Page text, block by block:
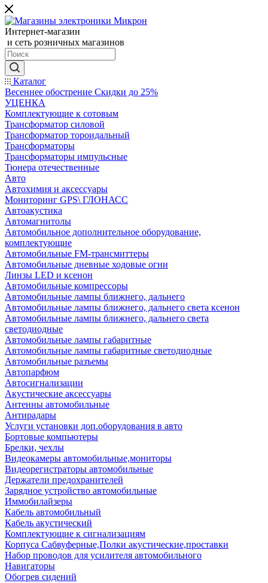
Интернет-магазин
и сеть розничных магазинов
Каталог
Весеннее обострение Скидки до 25%
УЦЕНКА
Комплектующие к сотовым
Трансформатор силовой
Трансформатор тороидальный
Трансформаторы
Трансформаторы импульсные
Тюнера отечественные
Авто
Автохимия и аксессуары
Мониторинг GPS\ ГЛОНАСС
Автоакустика
Автомагнитолы
Автомобильное дополнительное оборудование,
комплектующие
Автомобильные FM-трансмиттеры
Автомобильные дневные ходовые огни
Линзы LED и ксенон
Автомобильные компрессоры
Автомобильные лампы ближнего, дальнего
Автомобильные лампы ближнего, дальнего света ксенон
Автомобильные лампы ближнего, дальнего света
светодиодные
Автомобильные лампы габаритные
Автомобильные лампы габаритные светодиодные
Автомобильные разъемы
Автопарфюм
Автосигнализации
Акустические аксессуары
Антенны автомобильные
Антирадары
Услуги установки доп.оборудования в авто
Бортовые компьютеры
Брелки, чехлы
Видеокамеры автомобильные,мониторы
Видеорегистраторы автомобильные
Держатели предохранителей
Зарядное устройство автомобильные
Иммобилайзеры
Кабель автомобильный
Кабель акустический
Комплектующие к сигнализациям
Корпуса Сабвуферные,Полки акустические,проставки
Набор проводов для усилителя автомобильного
Навигаторы
Обогрев сидений